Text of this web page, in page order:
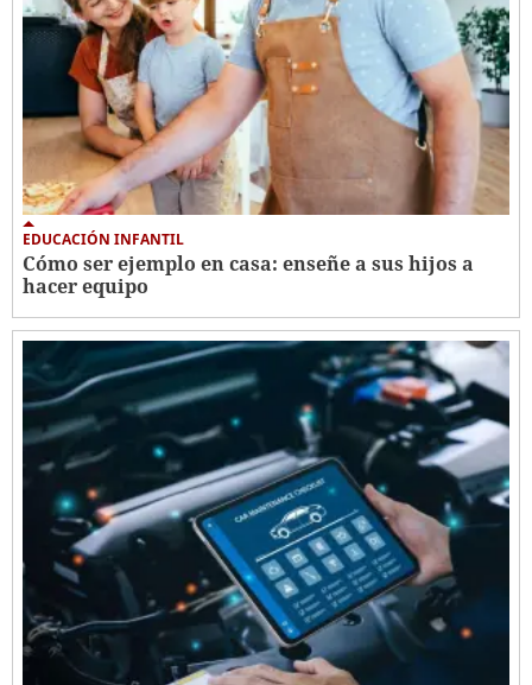
EDUCACIÓN INFANTIL
Cómo ser ejemplo en casa: enseñe a sus hijos a
hacer equipo